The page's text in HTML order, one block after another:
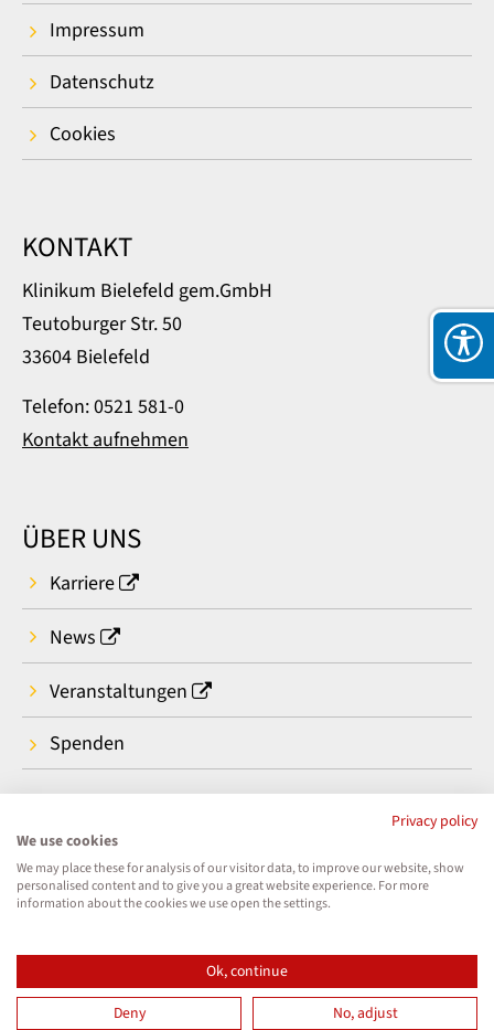
Impressum
Datenschutz
Cookies
KONTAKT
Klinikum Bielefeld gem.GmbH
Teutoburger Str. 50
33604 Bielefeld
Telefon: 0521 581-0
Kontakt aufnehmen
ÜBER UNS
Karriere
News
Veranstaltungen
Spenden
Privacy policy
We use cookies
We may place these for analysis of our visitor data, to improve our website, show
personalised content and to give you a great website experience. For more
information about the cookies we use open the settings.
Ok, continue
Deny
No, adjust